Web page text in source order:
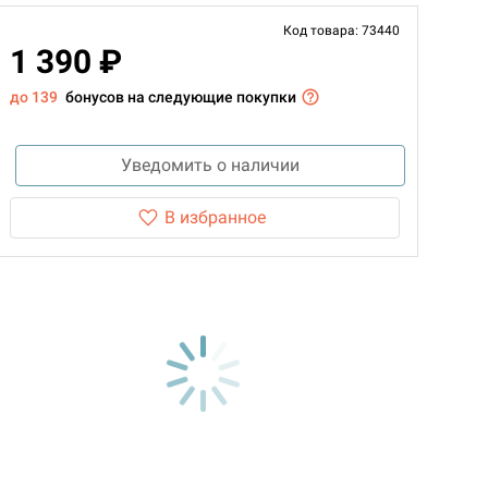
Код товара: 73440
1 390 ₽
до 139 бонусов на следующие покупки
Уведомить о наличии
В избранное